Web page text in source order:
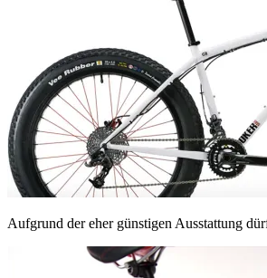
Aufgrund der eher günstigen Ausstattung